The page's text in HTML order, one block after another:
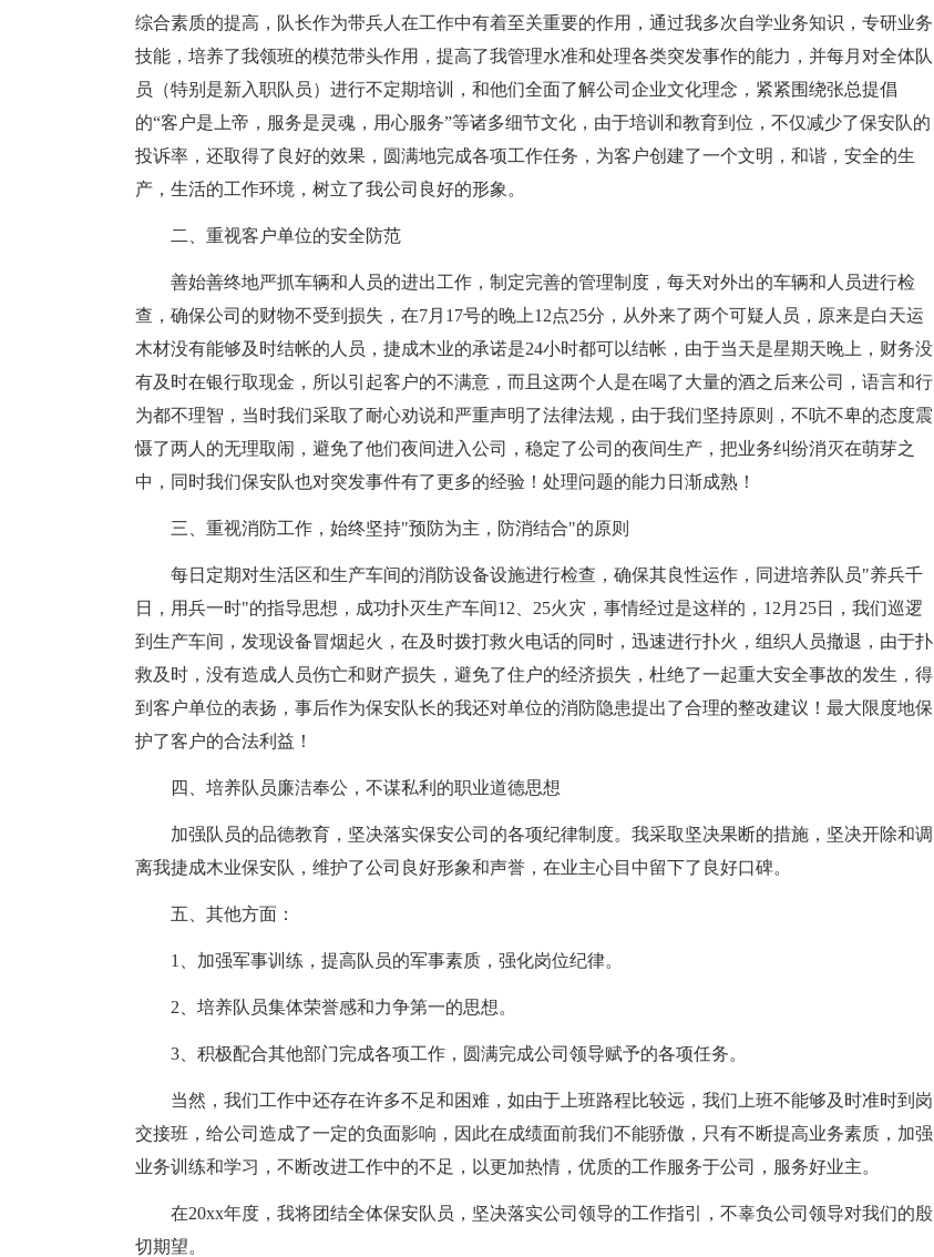
综合素质的提高，队长作为带兵人在工作中有着至关重要的作用，通过我多次自学业务知识，专研业务
技能，培养了我领班的模范带头作用，提高了我管理水准和处理各类突发事作的能力，并每月对全体队
员（特别是新入职队员）进行不定期培训，和他们全面了解公司企业文化理念，紧紧围绕张总提倡
的“客户是上帝，服务是灵魂，用心服务”等诸多细节文化，由于培训和教育到位，不仅减少了保安队的
投诉率，还取得了良好的效果，圆满地完成各项工作任务，为客户创建了一个文明，和谐，安全的生
产，生活的工作环境，树立了我公司良好的形象。
二、重视客户单位的安全防范
善始善终地严抓车辆和人员的进出工作，制定完善的管理制度，每天对外出的车辆和人员进行检
查，确保公司的财物不受到损失，在7月17号的晚上12点25分，从外来了两个可疑人员，原来是白天运
木材没有能够及时结帐的人员，捷成木业的承诺是24小时都可以结帐，由于当天是星期天晚上，财务没
有及时在银行取现金，所以引起客户的不满意，而且这两个人是在喝了大量的酒之后来公司，语言和行
为都不理智，当时我们采取了耐心劝说和严重声明了法律法规，由于我们坚持原则，不吭不卑的态度震
慑了两人的无理取闹，避免了他们夜间进入公司，稳定了公司的夜间生产，把业务纠纷消灭在萌芽之
中，同时我们保安队也对突发事件有了更多的经验！处理问题的能力日渐成熟！
三、重视消防工作，始终坚持"预防为主，防消结合"的原则
每日定期对生活区和生产车间的消防设备设施进行检查，确保其良性运作，同进培养队员"养兵千
日，用兵一时"的指导思想，成功扑灭生产车间12、25火灾，事情经过是这样的，12月25日，我们巡逻
到生产车间，发现设备冒烟起火，在及时拨打救火电话的同时，迅速进行扑火，组织人员撤退，由于扑
救及时，没有造成人员伤亡和财产损失，避免了住户的经济损失，杜绝了一起重大安全事故的发生，得
到客户单位的表扬，事后作为保安队长的我还对单位的消防隐患提出了合理的整改建议！最大限度地保
护了客户的合法利益！
四、培养队员廉洁奉公，不谋私利的职业道德思想
加强队员的品德教育，坚决落实保安公司的各项纪律制度。我采取坚决果断的措施，坚决开除和调
离我捷成木业保安队，维护了公司良好形象和声誉，在业主心目中留下了良好口碑。
五、其他方面：
1、加强军事训练，提高队员的军事素质，强化岗位纪律。
2、培养队员集体荣誉感和力争第一的思想。
3、积极配合其他部门完成各项工作，圆满完成公司领导赋予的各项任务。
当然，我们工作中还存在许多不足和困难，如由于上班路程比较远，我们上班不能够及时准时到岗
交接班，给公司造成了一定的负面影响，因此在成绩面前我们不能骄傲，只有不断提高业务素质，加强
业务训练和学习，不断改进工作中的不足，以更加热情，优质的工作服务于公司，服务好业主。
在20xx年度，我将团结全体保安队员，坚决落实公司领导的工作指引，不辜负公司领导对我们的殷
切期望。